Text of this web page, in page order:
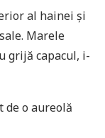
al hainei și
Marele
grijă capacul, i-
de o aureolă